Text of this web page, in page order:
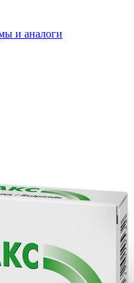
и аналоги